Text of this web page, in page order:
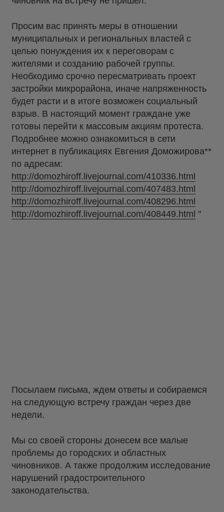
Просим вас принять меры в отношении
муниципальных и региональных властей с
целью понуждения их к переговорам с
жителями и созданию рабочей группы.
Необходимо срочно пересматривать проект
застройки микрорайона, иначе напряженность
будет расти и в итоге возможен социальный
взрыв. В настоящий момент граждане уже
готовы перейти к массовым акциям протеста.
Подробнее можно ознакомиться в сети
интернет в публикациях Евгения Доможирова**
по адресам:
http://domozhiroff.livejournal.com/410336.html
http://domozhiroff.livejournal.com/407483.html
http://domozhiroff.livejournal.com/408296.html
http://domozhiroff.livejournal.com/408449.html "
Посылаем письма, ждем ответы и собираемся
на следующую встречу граждан через две
недели.
Мы со своей стороны донесем все малые
проблемы до городских и областных
чиновников. А также продолжим исследование
нарушений градостроительного
законодательства.